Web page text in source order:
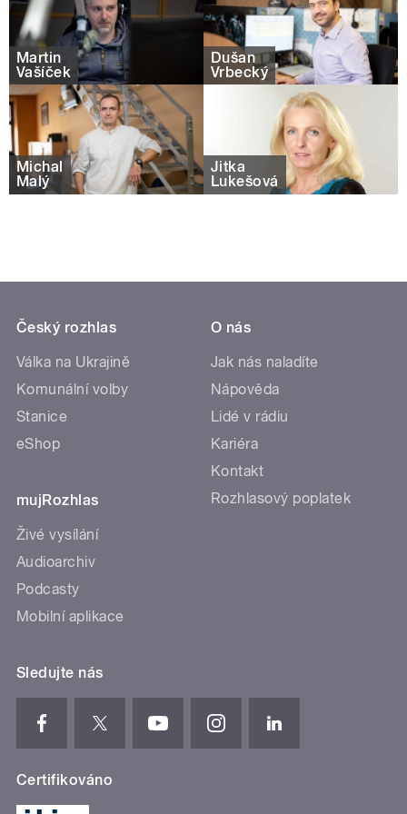
Martin
Vašíček
Dušan
Vrbecký
Michal
Malý
Jitka
Lukešová
Český rozhlas
Válka na Ukrajině
Komunální volby
Stanice
eShop
mujRozhlas
Živé vysílání
Audioarchiv
Podcasty
Mobilní aplikace
O nás
Jak nás naladíte
Nápověda
Lidé v rádiu
Kariéra
Kontakt
Rozhlasový poplatek
Sledujte nás
Certifikováno